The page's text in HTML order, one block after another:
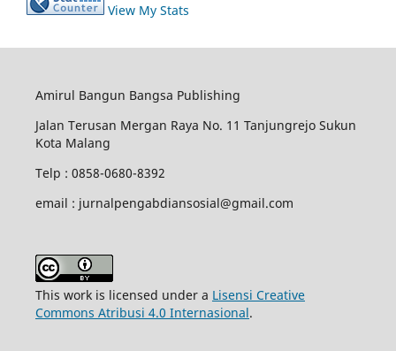
View My Stats
Amirul Bangun Bangsa Publishing
Jalan Terusan Mergan Raya No. 11 Tanjungrejo Sukun
Kota Malang
Telp : 0858-0680-8392
email : jurnalpengabdiansosial@gmail.com
This work is licensed under a Lisensi Creative
Commons Atribusi 4.0 Internasional.